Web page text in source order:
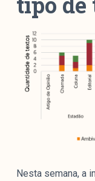
Nesta semana, a